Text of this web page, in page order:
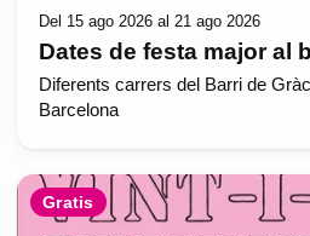
Del 15 ago 2026 al 21 ago 2026
Dates de festa major al
Diferents carrers del Barri de
Barcelona
Gratis